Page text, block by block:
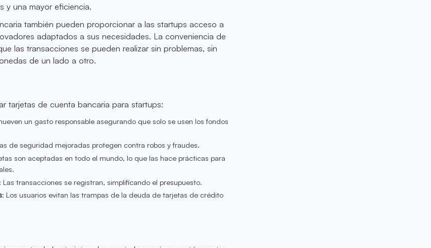
y una mayor eficiencia.
también pueden proporcionar a las startups acceso a
adaptados a sus necesidades. La conveniencia de
las transacciones se pueden realizar sin problemas, sin
de un lado a otro.
tarjetas de cuenta bancaria para startups:
un gasto responsable asegurando que solo se usen los fondos
de seguridad mejoradas protegen contra robos y fraudes.
son aceptadas en todo el mundo, lo que las hace prácticas para
Las transacciones se registran, simplificando el presupuesto.
: Los usuarios evitan las trampas de la deuda de tarjetas de crédito